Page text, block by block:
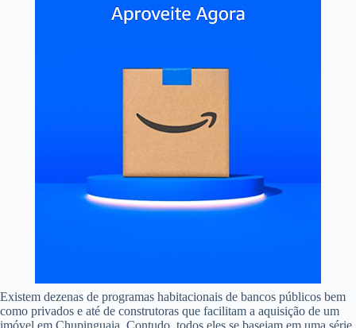
Existem dezenas de programas habitacionais de bancos públicos bem
como privados e até de construtoras que facilitam a aquisição de um
imóvel em Chupinguaia. Contudo, todos eles se baseiam em uma série